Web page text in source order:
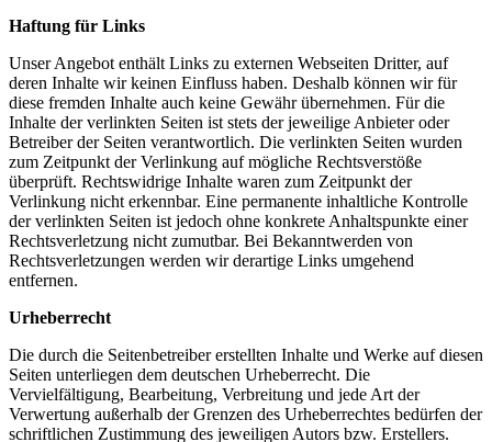
Haftung für Links
Unser Angebot enthält Links zu externen Webseiten Dritter, auf
deren Inhalte wir keinen Einfluss haben. Deshalb können wir für
diese fremden Inhalte auch keine Gewähr übernehmen. Für die
Inhalte der verlinkten Seiten ist stets der jeweilige Anbieter oder
Betreiber der Seiten verantwortlich. Die verlinkten Seiten wurden
zum Zeitpunkt der Verlinkung auf mögliche Rechtsverstöße
überprüft. Rechtswidrige Inhalte waren zum Zeitpunkt der
Verlinkung nicht erkennbar. Eine permanente inhaltliche Kontrolle
der verlinkten Seiten ist jedoch ohne konkrete Anhaltspunkte einer
Rechtsverletzung nicht zumutbar. Bei Bekanntwerden von
Rechtsverletzungen werden wir derartige Links umgehend
entfernen.
Urheberrecht
Die durch die Seitenbetreiber erstellten Inhalte und Werke auf diesen
Seiten unterliegen dem deutschen Urheberrecht. Die
Vervielfältigung, Bearbeitung, Verbreitung und jede Art der
Verwertung außerhalb der Grenzen des Urheberrechtes bedürfen der
schriftlichen Zustimmung des jeweiligen Autors bzw. Erstellers.